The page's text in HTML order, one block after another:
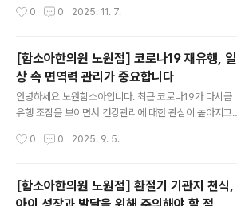
에서 활용되고 있으며, 바이러스 확산 속도를 줄이는 데 기
키며 겨울을 맞이하면 좋을 것 같습니다^^
0 0 2025. 11. 7.
[함소아한의원 노원점] 코로나19 재유행, 일
상 속 면역력 관리가 중요합니다
안녕하세요 노원함소아입니다. 최근 코로나19가 다시금
유행 조짐을 보이면서 건강관리에 대한 관심이 높아지고
나19 입원 환자수가 8주 연속 증가하며 여름철 확산세가
위험군의 경우 각별한 주의가 더 필요하다고 강조하고 있
습니다. 이처럼 코로나19는 언제든 재유행할 수 있기 때문
0 0 2025. 9. 5.
[함소아한의원 노원점] 환절기 기관지 천식,